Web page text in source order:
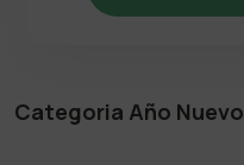
Categoria Año Nuevo